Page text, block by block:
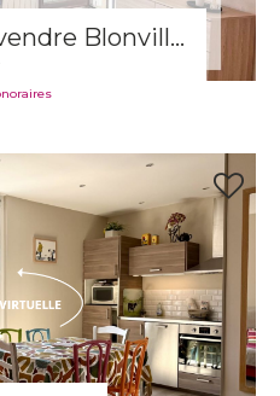
Appartement à vendre Blonville-sur-Mer